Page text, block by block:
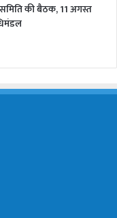
की बैठक, 11 अगस्त